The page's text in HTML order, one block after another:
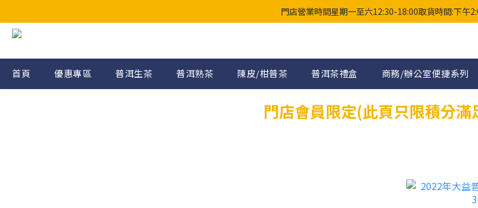
門店營業時間星期一至六12:30-18:00取貨時間:下午
首頁 優惠專區 普洱生茶 普洱熟茶 陳皮/柑普茶 普洱茶禮盒 商務/辦公室便捷系列
門店會員限定(此頁只限積分滿